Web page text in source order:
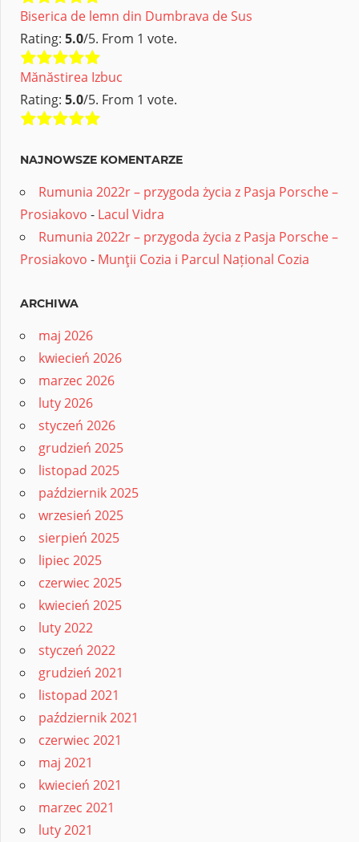
Biserica de lemn din Dumbrava de Sus
Rating: 5.0/5. From 1 vote.
Mănăstirea Izbuc
Rating: 5.0/5. From 1 vote.
NAJNOWSZE KOMENTARZE
Rumunia 2022r – przygoda życia z Pasja Porsche –
Prosiakovo - Lacul Vidra
Rumunia 2022r – przygoda życia z Pasja Porsche –
Prosiakovo - Munţii Cozia i Parcul Național Cozia
ARCHIWA
maj 2026
kwiecień 2026
marzec 2026
luty 2026
styczeń 2026
grudzień 2025
listopad 2025
październik 2025
wrzesień 2025
sierpień 2025
lipiec 2025
czerwiec 2025
kwiecień 2025
luty 2022
styczeń 2022
grudzień 2021
listopad 2021
październik 2021
czerwiec 2021
maj 2021
kwiecień 2021
marzec 2021
luty 2021